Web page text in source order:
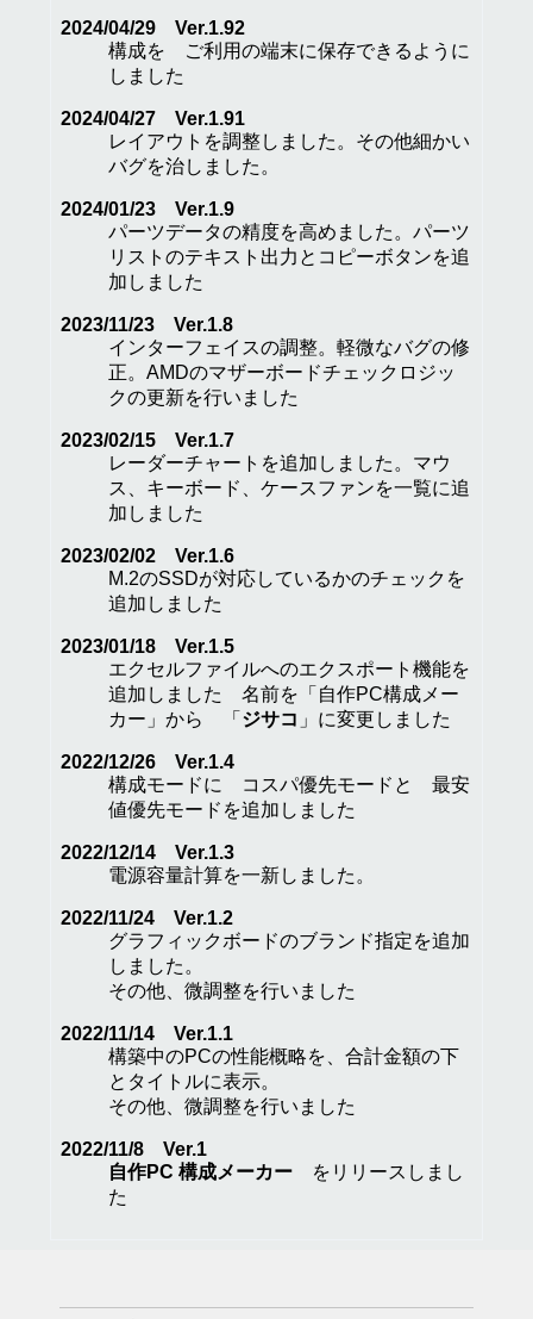
2024/04/29 Ver.1.92
構成を ご利用の端末に保存できるように
しました
2024/04/27 Ver.1.91
レイアウトを調整しました。その他細かい
バグを治しました。
2024/01/23 Ver.1.9
パーツデータの精度を高めました。パーツ
リストのテキスト出力とコピーボタンを追
加しました
2023/11/23 Ver.1.8
インターフェイスの調整。軽微なバグの修
正。AMDのマザーボードチェックロジッ
クの更新を行いました
2023/02/15 Ver.1.7
レーダーチャートを追加しました。マウ
ス、キーボード、ケースファンを一覧に追
加しました
2023/02/02 Ver.1.6
M.2のSSDが対応しているかのチェックを
追加しました
2023/01/18 Ver.1.5
エクセルファイルへのエクスポート機能を
追加しました 名前を「自作PC構成メー
カー」から 「 ジサコ 」に変更しました
2022/12/26 Ver.1.4
構成モードに コスパ優先モードと 最安
値優先モードを追加しました
2022/12/14 Ver.1.3
電源容量計算を一新しました。
2022/11/24 Ver.1.2
グラフィックボードのブランド指定を追加
しました。
その他、微調整を行いました
2022/11/14 Ver.1.1
構築中のPCの性能概略を、合計金額の下
とタイトルに表示。
その他、微調整を行いました
2022/11/8 Ver.1
自作PC 構成メーカー をリリースしまし
た